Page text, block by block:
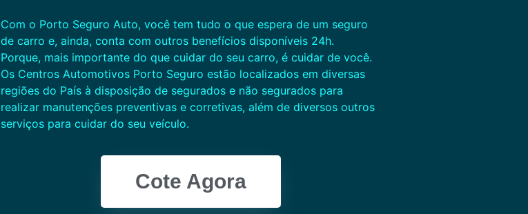
Com o Porto Seguro Auto, você tem tudo o que espera de um seguro
de carro e, ainda, conta com outros benefícios disponíveis 24h.
Porque, mais importante do que cuidar do seu carro, é cuidar de você.
Os Centros Automotivos Porto Seguro estão localizados em diversas
regiões do País à disposição de segurados e não segurados para
realizar manutenções preventivas e corretivas, além de diversos outros
serviços para cuidar do seu veículo.
Cote Agora